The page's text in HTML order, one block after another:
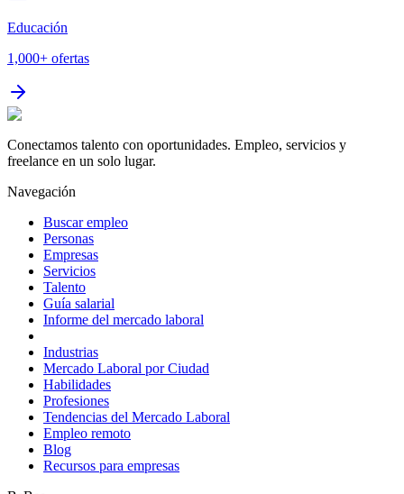
Educación
1,000+ ofertas
Conectamos talento con oportunidades. Empleo, servicios y
freelance en un solo lugar.
Navegación
Buscar empleo
Personas
Empresas
Servicios
Talento
Guía salarial
Informe del mercado laboral
Industrias
Mercado Laboral por Ciudad
Habilidades
Profesiones
Tendencias del Mercado Laboral
Empleo remoto
Blog
Recursos para empresas